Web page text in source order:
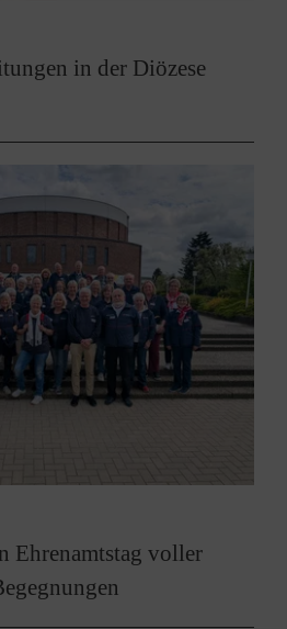
in der Diözese
Ehrenamtstag voller